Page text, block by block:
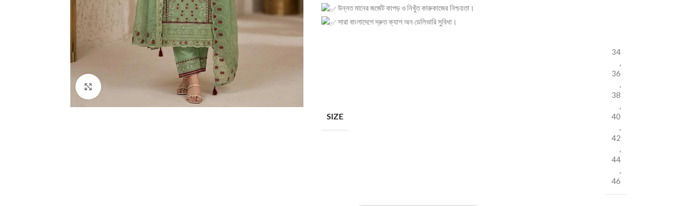
উন্নত মানের জর্জেট কাপড় ও নিখুঁত কারুকাজের নিশ্চয়তা।
সারা বাংলাদেশে দ্রুত ক্যাশ অন ডেলিভারি সুবিধা।
SIZE
34
,
36
,
38
,
40
,
42
,
44
,
46